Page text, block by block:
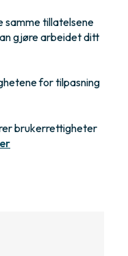
samme tillatelsene
gjøre arbeidet ditt
for tilpasning
brukerrettigheter